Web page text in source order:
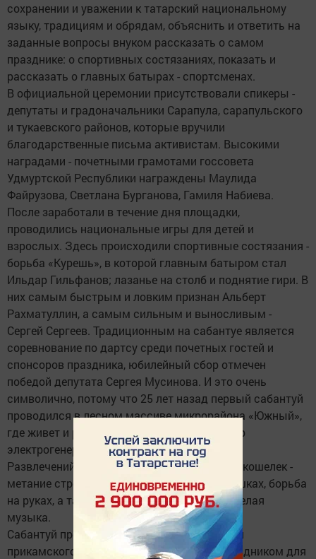
сохранении и уважении к татарский национальному
языку, традициям и обрядам, объяснить и ответить на
заданные вопросы внуком рассказать о самом
празднике: о спортивных состязаниях, показать и
рассказать о главных батырах - спортсменах.
В официальной церемонии присутствовали спикеры -
депутаты и градоначальники Сарапула, сарапульского
и тукаевского районов, которые вручили
благодарственные письма активистам. Высокими
наградами - почетными грамотами госсовета
Удмуртской Республики награждены Маулида
Файрузова, Светлана Бурганова, Гамиля Набиева.
После заработали в течение дня площадки,
проводились национальные игры для детей и
взрослых. Здесь происходили спортивные состязания -
борьба «Курешь», в которой главным батыром стал
Ильдар Гильфанов; лазанье на столб и поднятие гири. В
них самым быстрым и ловким признан Альберт
Рахматуллин, а самым сильным и выносливым -
Сергей Сергеев. Традиционным на сабантуе является
соревнование по дартсу среди почетных гостей и
спонсоров праздника, юбилейный сбор отмечен
победой депутата Сергея Мусинова. И это очень
символично, потому что 25 лет назад первый сабантуй
проводился в лесном массиве микрорайона «Южный»,
где живет и работает генеральный директор
электрогенераторного завода.
Развлечений хватало всем на любой вкус и кошелек -
метание стрел, стрельба из лука, бои на мешках, борьба
на руках, а также татарские угощения и веселая
музыка.
Сабантуй процветает и радует всех жителей
прикамского города, он стал не только праздником для